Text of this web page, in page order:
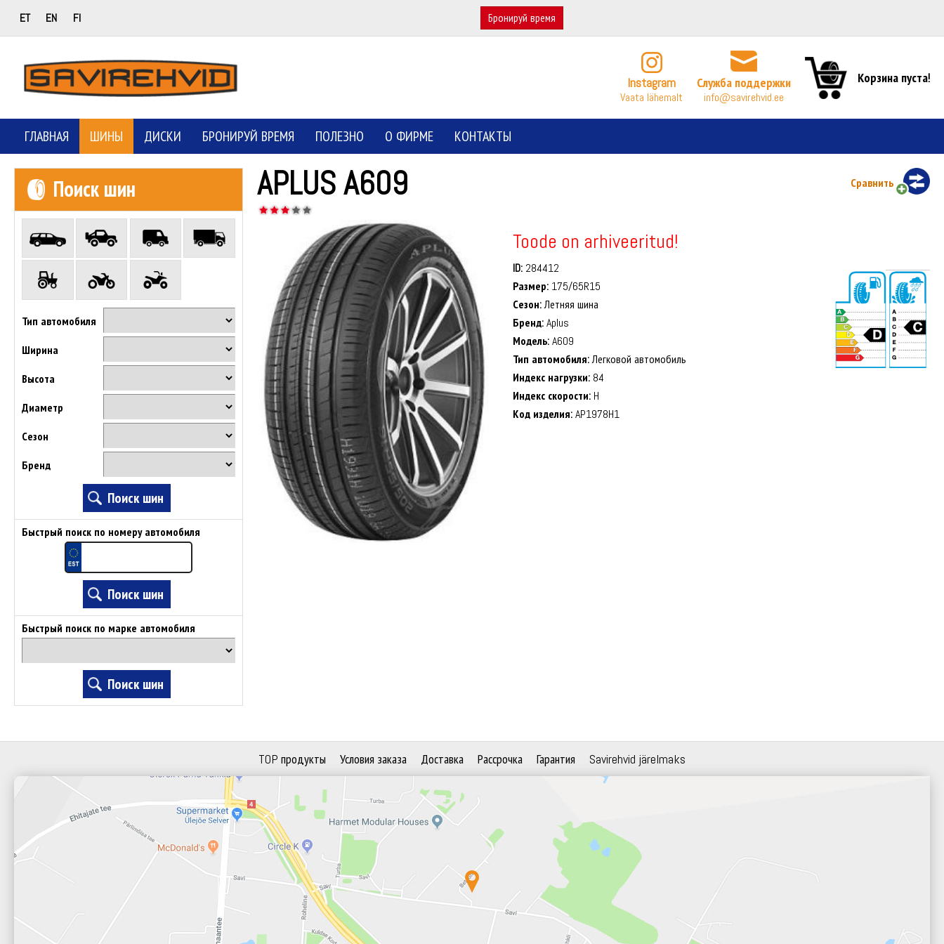
ET EN FI Бронируй время
Instagram
Vaata lähemalt
Служба поддержки
info@savirehvid.ee
Корзина пуста!
ГЛАВНАЯ ШИНЫ ДИСКИ БРОНИРУЙ ВРЕМЯ ПОЛЕЗНО О ФИРМЕ КОНТАКТЫ
Поиск шин
Тип автомобиля
Ширина
Высота
Диаметр
Сезон
Бренд
Быстрый поиск по номеру автомобиля
Быстрый поиск по марке автомобиля
APLUS A609 Сравнить
Toode on arhiveeritud!
ID: 284412
Размер: 175/65R15
Сезон:Летняя шина
Бренд:Aplus
Модель:A609
Тип автомобиля:Легковой автомобиль
Индекс нагрузки: 84
Индекс скорости: H
Код изделия:AP1978H1
TOP продукты Условия заказа Доставка Рассрочка Гарантия Savirehvid järelmaks